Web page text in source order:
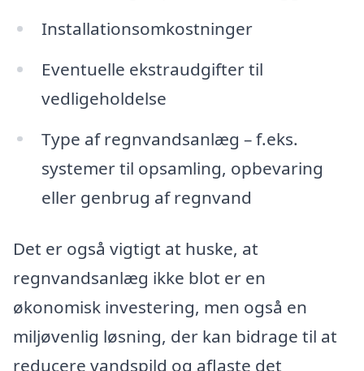
Installationsomkostninger
Eventuelle ekstraudgifter til
vedligeholdelse
Type af regnvandsanlæg – f.eks.
systemer til opsamling, opbevaring
eller genbrug af regnvand
Det er også vigtigt at huske, at
regnvandsanlæg ikke blot er en
økonomisk investering, men også en
miljøvenlig løsning, der kan bidrage til at
reducere vandspild og aflaste det